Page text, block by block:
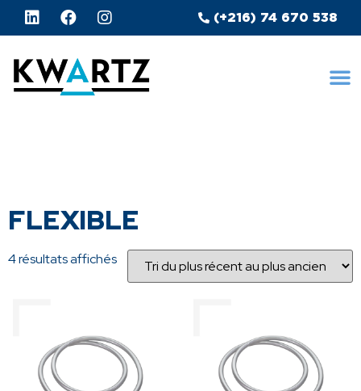
(+216) 74 670 538
FLEXIBLE
4 résultats affichés